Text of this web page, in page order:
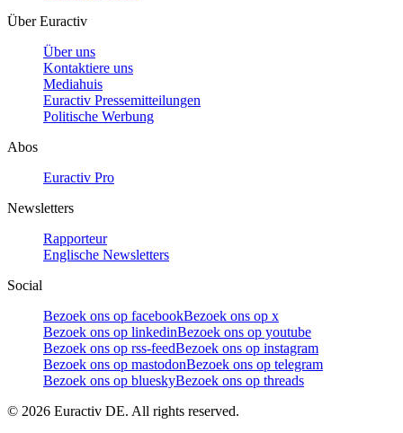
Über Euractiv
Über uns
Kontaktiere uns
Mediahuis
Euractiv Pressemitteilungen
Politische Werbung
Abos
Euractiv Pro
Newsletters
Rapporteur
Englische Newsletters
Social
Bezoek ons op facebookBezoek ons op x
Bezoek ons op linkedinBezoek ons op youtube
Bezoek ons op rss-feedBezoek ons op instagram
Bezoek ons op mastodonBezoek ons op telegram
Bezoek ons op blueskyBezoek ons op threads
© 2026 Euractiv DE. All rights reserved.